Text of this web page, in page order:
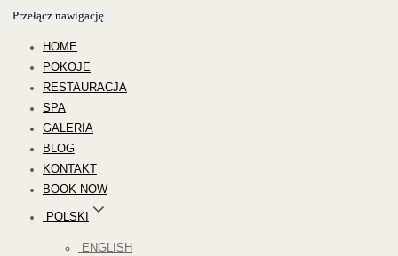
Przełącz nawigację
HOME
POKOJE
RESTAURACJA
SPA
GALERIA
BLOG
KONTAKT
BOOK NOW
POLSKI
ENGLISH